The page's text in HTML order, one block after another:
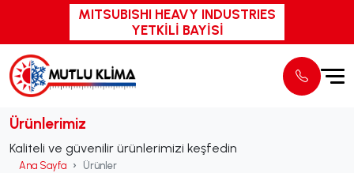
MITSUBISHI HEAVY INDUSTRIES
YETKİLİ BAYİSİ
Ürünlerimiz
Kaliteli ve güvenilir ürünlerimizi keşfedin
Ana Sayfa Ürünler